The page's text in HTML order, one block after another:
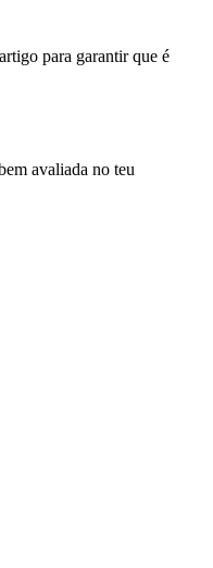
para garantir que é
avaliada no teu